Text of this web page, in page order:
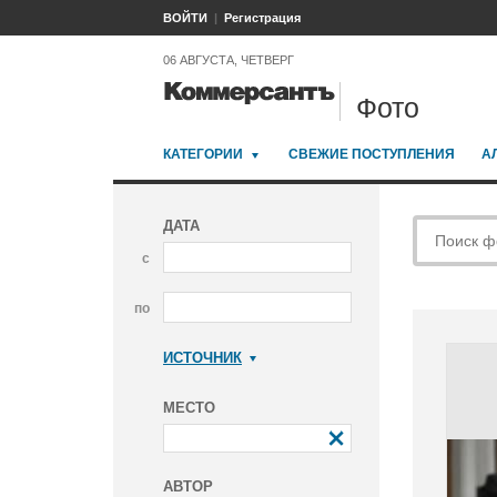
ВОЙТИ Регистрация
06 АВГУСТА, ЧЕТВЕРГ
Фото
КАТЕГОРИИ СВЕЖИЕ ПОСТУПЛЕНИЯ
ДАТА
с
по
ИСТОЧНИК
МЕСТО
АВТОР